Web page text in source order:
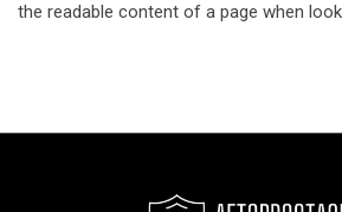
the readable content of a page when